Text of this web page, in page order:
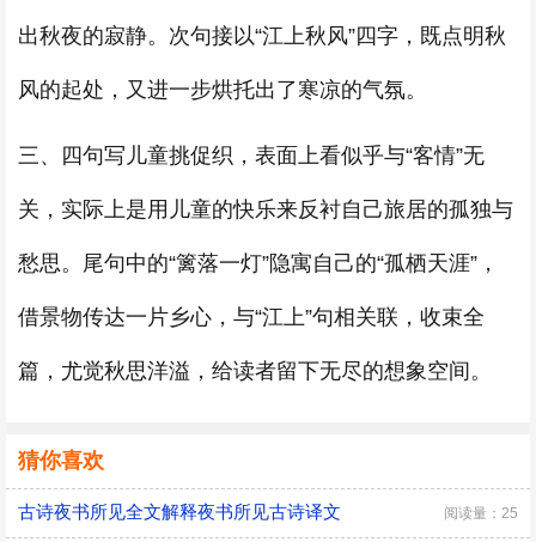
出秋夜的寂静。次句接以“江上秋风”四字，既点明秋
风的起处，又进一步烘托出了寒凉的气氛。
三、四句写儿童挑促织，表面上看似乎与“客情”无
关，实际上是用儿童的快乐来反衬自己旅居的孤独与
愁思。尾句中的“篱落一灯”隐寓自己的“孤栖天涯”，
借景物传达一片乡心，与“江上”句相关联，收束全
篇，尤觉秋思洋溢，给读者留下无尽的想象空间。
猜你喜欢
古诗夜书所见全文解释夜书所见古诗译文 阅读量：25